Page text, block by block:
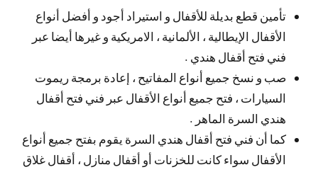
تأمين قطع بديلة للأقفال و استيراد أجود و أفضل أنواع
الأقفال الإيطالية ، الألمانية ، الامريكية و غيرها أيضا عبر
فني فتح أقفال هندي .
صب و نسخ جميع أنواع المفاتيح ، إعادة برمجة ريموت
السيارات ، فتح جميع أنواع الأقفال عبر فني فتح أقفال
هندي السرة الماهر .
كما أن فني فتح أقفال هندي السرة يقوم بفتح جميع أنواع
الأقفال سواء كانت للخزنات أو أقفال منازل ، أقفال غلاق